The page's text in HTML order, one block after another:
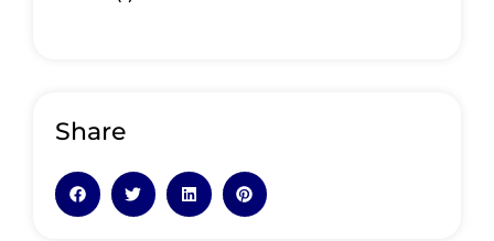
Share